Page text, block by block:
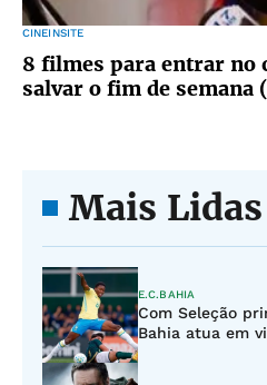
CINEINSITE
8 filmes para entrar no
salvar o fim de semana
Mais Lidas
E.C.BAHIA
Com Seleção
Bahia atua em